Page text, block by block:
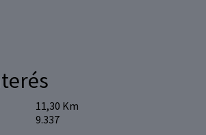
11,30 Km
9.337